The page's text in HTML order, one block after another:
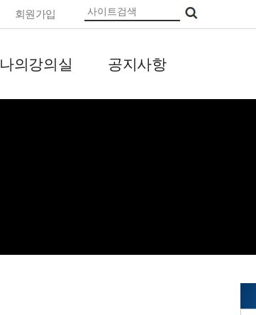
회원가입
나의강의실 공지사항